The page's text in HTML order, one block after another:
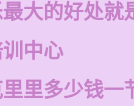
大的好处就
中心
里多少钱一